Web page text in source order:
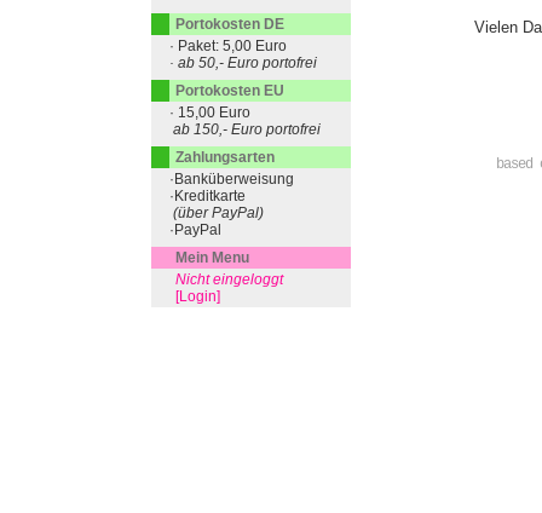
Vielen
Portokosten DE
· Paket: 5,00 Euro
· ab 50,- Euro portofrei
Portokosten EU
· 15,00 Euro
ab 150,- Euro portofrei
Zahlungsarten
·Banküberweisung
·Kreditkarte
(über PayPal)
·PayPal
Mein Menu
Nicht eingeloggt
[Login]